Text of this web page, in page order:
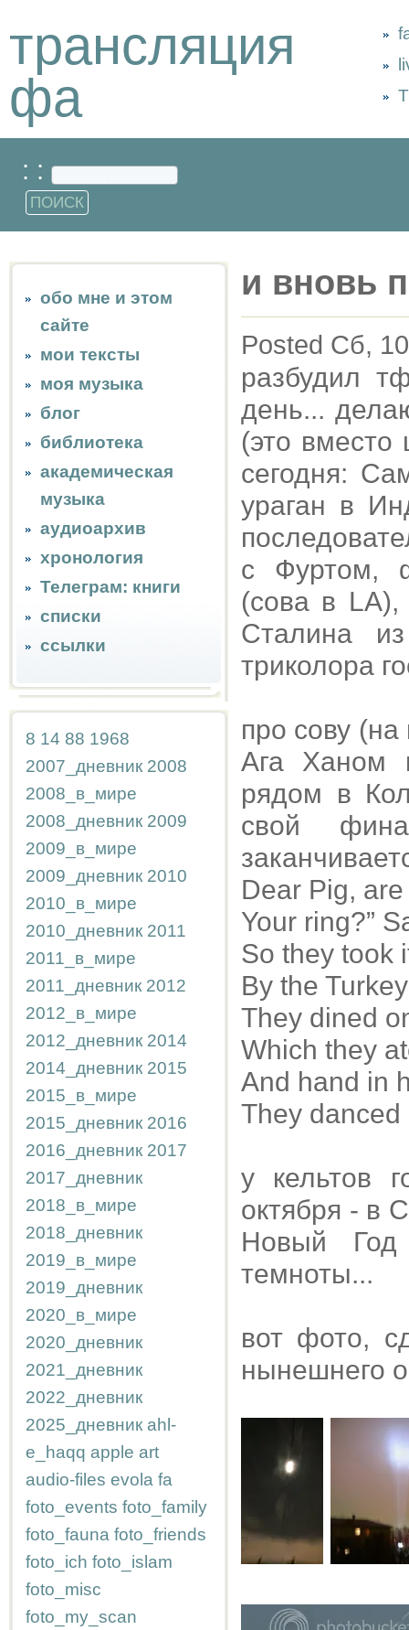
трансляция
фа
: :
обо мне и этом
сайте
мои тексты
моя музыка
блог
библиотека
академическая
музыка
аудиоархив
хронология
Телеграм: книги
списки
ссылки
8 14 88 1968
2007_дневник 2008
2008_в_мире
2008_дневник 2009
2009_в_мире
2009_дневник 2010
2010_в_мире
2010_дневник 2011
2011_в_мире
2011_дневник 2012
2012_в_мире
2012_дневник 2014
2014_дневник 2015
2015_в_мире
2015_дневник 2016
2016_дневник 2017
2017_дневник
2018_в_мире
2018_дневник
2019_в_мире
2019_дневник
2020_в_мире
2020_дневник
2021_дневник
2022_дневник
2025_дневник ahl-
e_haqq apple art
audio-files evola fa
foto_events foto_family
foto_fauna foto_friends
foto_ich foto_islam
foto_misc
foto_my_scan
и вновь
Posted Сб,
разбудил
день...
(это
сегодня:
ураган в
с Фуртом,
(сова в
Сталина
триколора
про сову (на
Ага Ханом
рядом в
свой
Dear Pig,
Your ring?”
So they took
By the
They dined
Which they
And hand in
They
у кельтов
октября - в
Новый
темноты...
вот фото,
нынешнего